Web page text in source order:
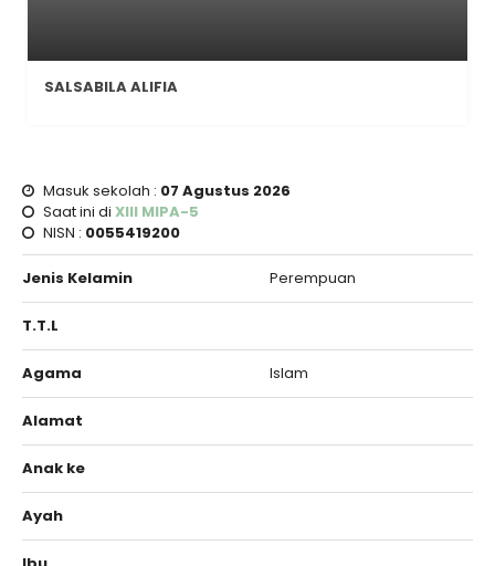
SALSABILA ALIFIA
Masuk sekolah : 07 Agustus 2026
Saat ini di XIII MIPA-5
NISN : 0055419200
Jenis Kelamin Perempuan
T.T.L
Agama Islam
Alamat
Anak ke
Ayah